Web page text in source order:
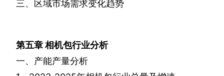
三、区域市场需求变化趋势
第五章相机包行业分析
一、产能产量分析